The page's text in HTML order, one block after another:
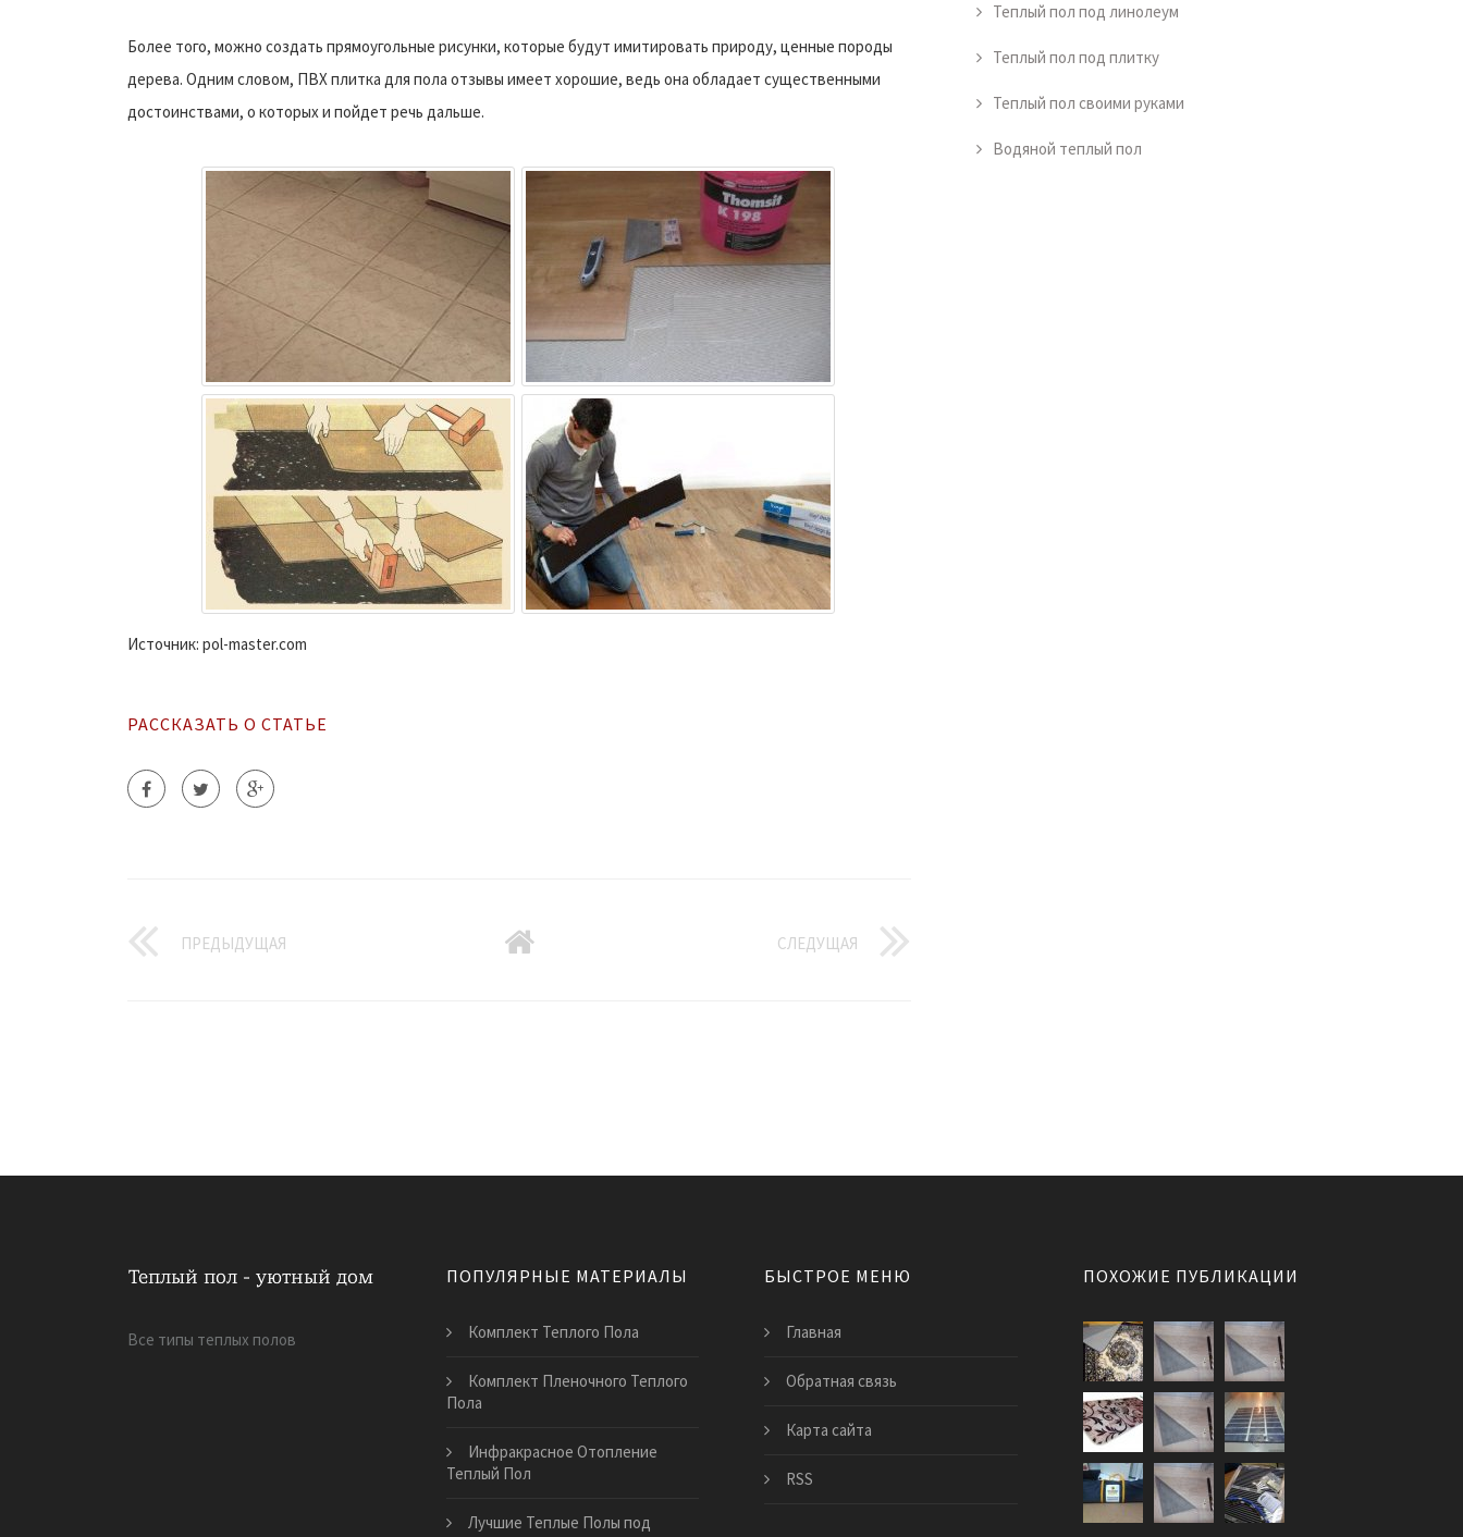
Более того, можно создать прямоугольные рисунки, которые будут имитировать природу, ценные породы
дерева. Одним словом, ПВХ плитка для пола отзывы имеет хорошие, ведь она обладает существенными
достоинствами, о которых и пойдет речь дальше.
Источник: pol-master.com
РАССКАЗАТЬ О СТАТЬЕ
ПРЕДЫДУЩАЯ СЛЕДУЩАЯ
Теплый пол под линолеум
Теплый пол под плитку
Теплый пол своими руками
Водяной теплый пол
Все типы теплых полов
ПОПУЛЯРНЫЕ МАТЕРИАЛЫ
Комплект Теплого Пола
Комплект Пленочного Теплого
Пола
Инфракрасное Отопление
Теплый Пол
Лучшие Теплые Полы под
БЫСТРОЕ МЕНЮ
Главная
Обратная связь
Карта сайта
RSS
ПОХОЖИЕ ПУБЛИКАЦИИ